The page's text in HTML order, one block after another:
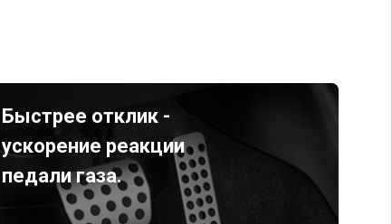
Быстрее отклик -
ускорение реакции
педали газа.